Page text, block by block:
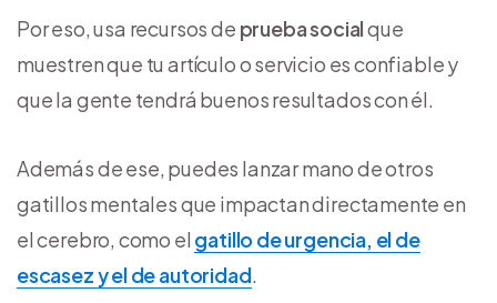
Por eso, usa recursos de prueba socialque
muestren que tu artículo o servicio es confiable y
que la gente tendrá buenos resultados con él.
Además de ese, puedes lanzar mano de otros
gatillos mentales que impactan directamente en
el cerebro, como el gatillo de urgencia, el de
escasez y el de autoridad.